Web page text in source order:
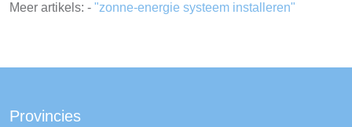
Meer artikels: - "zonne-energie systeem installeren"
Provincies